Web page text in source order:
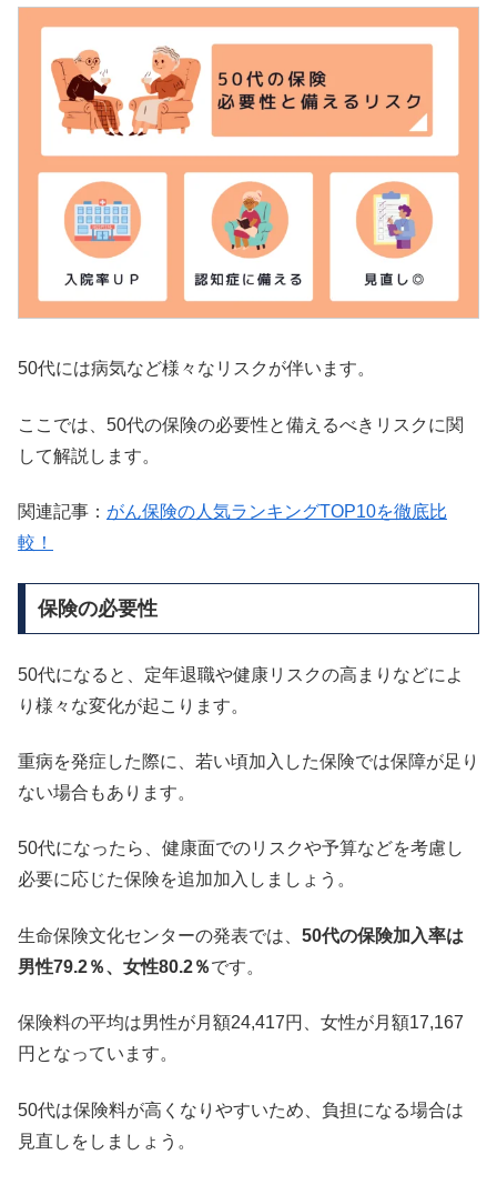
50代には病気など様々なリスクが伴います。
ここでは、50代の保険の必要性と備えるべきリスクに関
して解説します。
関連記事： がん保険の人気ランキングTOP10を徹底比
較！
保険の必要性
50代になると、定年退職や健康リスクの高まりなどによ
り様々な変化が起こります。
重病を発症した際に、若い頃加入した保険では保障が足り
ない場合もあります。
50代になったら、健康面でのリスクや予算などを考慮し
必要に応じた保険を追加加入しましょう。
生命保険文化センターの発表では、 50代の保険加入率は
男性79.2％、女性80.2％です。
保険料の平均は男性が月額24,417円、女性が月額17,167
円となっています。
50代は保険料が高くなりやすいため、負担になる場合は
見直しをしましょう。